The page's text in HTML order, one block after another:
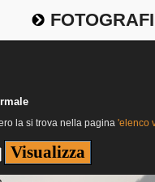
la si trova nella pagina 'elenco